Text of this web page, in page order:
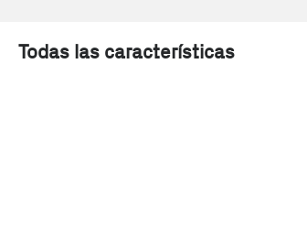
Todas las características